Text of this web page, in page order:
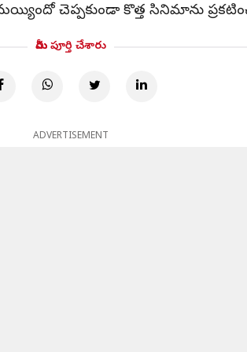
చెప్పకుండా కొత్త సినిమాను
మీరు పూర్తి చేశారు
ADVERTISEMENT